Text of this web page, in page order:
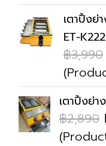
เตาปิ้งย่
ET-K222
฿3,990
เตาปิ้งย่า
฿2,890